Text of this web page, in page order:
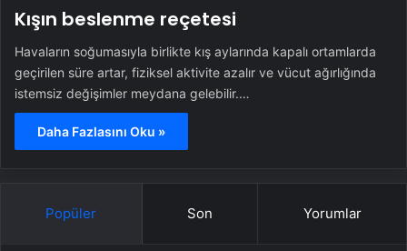
Kışın beslenme reçetesi
Havaların soğumasıyla birlikte kış aylarında kapalı ortamlarda
geçirilen süre artar, fiziksel aktivite azalır ve vücut ağırlığında
istemsiz değişimler meydana gelebilir.…
Daha Fazlasını Oku »
Popüler Son Yorumlar